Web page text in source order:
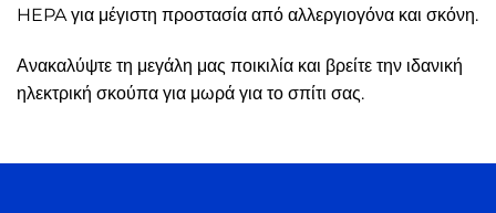
HEPA για μέγιστη προστασία από αλλεργιογόνα και σκόνη.
Ανακαλύψτε τη μεγάλη μας ποικιλία και βρείτε την ιδανική
ηλεκτρική σκούπα για μωρά για το σπίτι σας.